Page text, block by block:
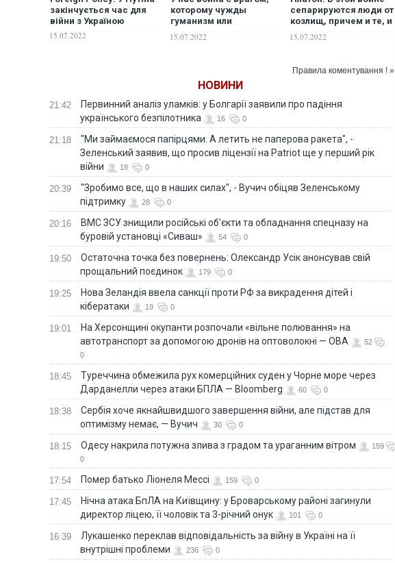
закінчується час для
війни з Україною
15.07.2022
которому чужды
гуманизм или
Киеву нужно
15.07.2022
сепарируются люди от
козлищ, причем и те, и
сами, публично
15.07.2022
Правила коментування ! »
НОВИНИ
21:42
Первинний аналіз уламків: у Болгарії заявили про падіння
українського безпілотника
16 0
21:18
"Ми займаємося папірцями. А летить не паперова ракета", -
Зеленський заявив, що просив ліцензії на Patriot ще у перший рік
війни
18 0
20:39
"Зробимо все, що в наших силах", - Вучич обіцяв Зеленському
підтримку
28 0
20:16
ВМС ЗСУ знищили російські об'єкти та обладнання спецназу на
буровій установці «Сиваш»
54 0
19:50
Остаточна точка без повернень: Олександр Усік анонсував свій
прощальний поєдинок
179 0
19:25
Нова Зеландія ввела санкції проти РФ за викрадення дітей і
кібератаки
19 0
19:01
На Херсонщині окупанти розпочали «вільне полювання» на
автотранспорт за допомогою дронів на оптоволокні — ОВА
52
0
18:45
Туреччина обмежила рух комерційних суден у Чорне море через
Дарданелли через атаки БПЛА — Bloomberg
60 0
18:38
Сербія хоче якнайшвидшого завершення війни, але підстав для
оптимізму немає, — Вучич
30 0
18:15 Одесу накрила потужна злива з градом та ураганним вітром
159
0
17:54 Помер батько Ліонеля Мессі 159 0
17:45
Нічна атака БпЛА на Київщину: у Броварському районі загинули
директор ліцею, її чоловік та 3-річний онук
101 0
16:39
Лукашенко переклав відповідальність за війну в Україні на її
внутрішні проблеми
236 0